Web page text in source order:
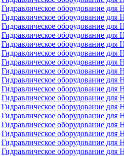
Гидравлическое оборудование для
Гидравлическое оборудование для
Гидравлическое оборудование для
Гидравлическое оборудование для
Гидравлическое оборудование для
Гидравлическое оборудование
Гидравлическое оборудование для
Гидравлическое оборудование для
Гидравлическое оборудование для
Гидравлическое оборудование для
Гидравлическое оборудование для
Гидравлическое оборудование для
Гидравлическое оборудование
Гидравлическое оборудование
Гидравлическое оборудование для
Гидравлическое оборудование для
Гидравлическое оборудование